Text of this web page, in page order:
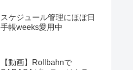
スケジュール管理にほぼ日
手帳weeks愛用中
【動画】Rollbahnで